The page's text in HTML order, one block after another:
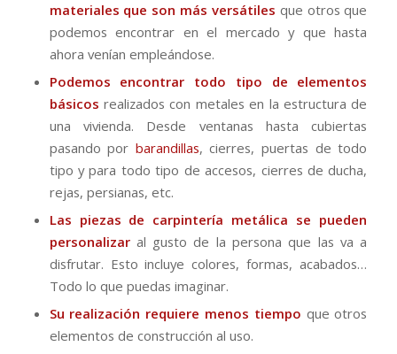
materiales que son más versátiles que otros que
podemos encontrar en el mercado y que hasta
ahora venían empleándose.
Podemos encontrar todo tipo de elementos
básicos realizados con metales en la estructura de
una vivienda. Desde ventanas hasta cubiertas
pasando por barandillas, cierres, puertas de todo
tipo y para todo tipo de accesos, cierres de ducha,
rejas, persianas, etc.
Las piezas de carpintería metálica se pueden
personalizaral gusto de la persona que las va a
disfrutar. Esto incluye colores, formas, acabados…
Todo lo que puedas imaginar.
Su realización requiere menos tiempo que otros
elementos de construcción al uso.